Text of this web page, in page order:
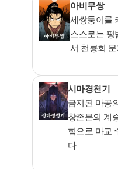
아비무쌍
세쌍둥이를
스스로는 평
서 천룡회
시마경천기
금지된 마공
창존문의 계
힘으로 마교
다.